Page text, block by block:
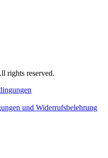
rights reserved.
und Widerrufsbelehrung